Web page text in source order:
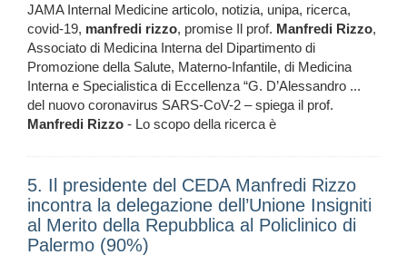
JAMA Internal Medicine articolo, notizia, unipa, ricerca,
covid-19, manfredi rizzo, promise Il prof. Manfredi Rizzo,
Associato di Medicina Interna del Dipartimento di
Promozione della Salute, Materno-Infantile, di Medicina
Interna e Specialistica di Eccellenza “G. D’Alessandro ...
del nuovo coronavirus SARS-CoV-2 – spiega il prof.
Manfredi Rizzo - Lo scopo della ricerca è
5. Il presidente del CEDA Manfredi Rizzo
incontra la delegazione dell’Unione Insigniti
al Merito della Repubblica al Policlinico di
Palermo (90%)